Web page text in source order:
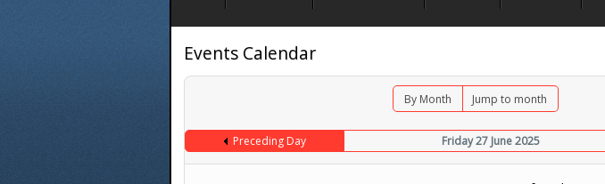
Events Calendar
By Month Jump to month
Preceding Day Friday 27 June 2025